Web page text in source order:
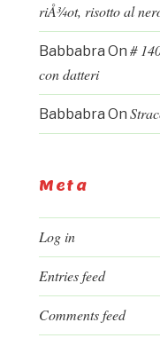
riÅ¾ot, risotto al
Babbabra On #
con datteri
Babbabra On
Meta
Log in
Entries feed
Comments feed